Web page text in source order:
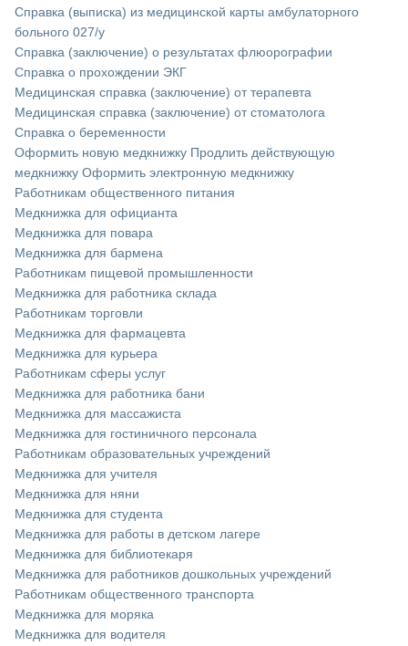
Справка (выписка) из медицинской карты амбулаторного
больного 027/у
Cправка (заключение) о результатах флюорографии
Справка о прохождении ЭКГ
Медицинская справка (заключение) от терапевта
Медицинская справка (заключение) от стоматолога
Справка о беременности
Оформить новую медкнижку Продлить действующую
медкнижку Оформить электронную медкнижку
Работникам общественного питания
Медкнижка для официанта
Медкнижка для повара
Медкнижка для бармена
Работникам пищевой промышленности
Медкнижка для работника склада
Работникам торговли
Медкнижка для фармацевта
Медкнижка для курьера
Работникам сферы услуг
Медкнижка для работника бани
Медкнижка для массажиста
Медкнижка для гостиничного персонала
Работникам образовательных учреждений
Медкнижка для учителя
Медкнижка для няни
Медкнижка для студента
Медкнижка для работы в детском лагере
Медкнижка для библиотекаря
Медкнижка для работников дошкольных учреждений
Работникам общественного транспорта
Медкнижка для моряка
Медкнижка для водителя